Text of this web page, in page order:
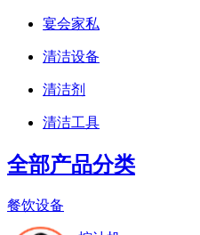
宴会家私
清洁设备
清洁剂
清洁工具
全部产品分类
餐饮设备